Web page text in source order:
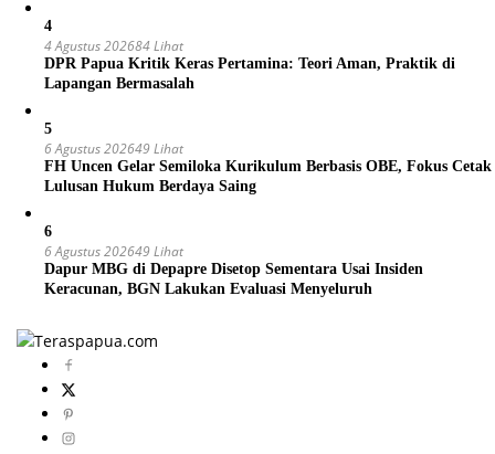
4
4 Agustus 202684 Lihat
DPR Papua Kritik Keras Pertamina: Teori Aman, Praktik di
Lapangan Bermasalah
5
6 Agustus 202649 Lihat
FH Uncen Gelar Semiloka Kurikulum Berbasis OBE, Fokus Cetak
Lulusan Hukum Berdaya Saing
6
6 Agustus 202649 Lihat
Dapur MBG di Depapre Disetop Sementara Usai Insiden
Keracunan, BGN Lakukan Evaluasi Menyeluruh